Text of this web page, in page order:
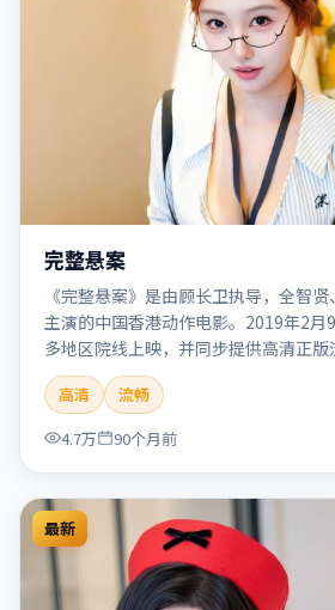
完整悬案
《完整悬案》是由顾长卫执导，全智
主演的中国香港动作电影。2019年2月
多地区院线上映，并同步提供高清正
情与看点：动作场面密集，节奏明快，
爆破场面的观众。本片适合检索「完整
「动作」「中国香港」「2019」「
词的影迷阅读简介与主创信息。
高清
流畅
4.7万
90个月前
最新